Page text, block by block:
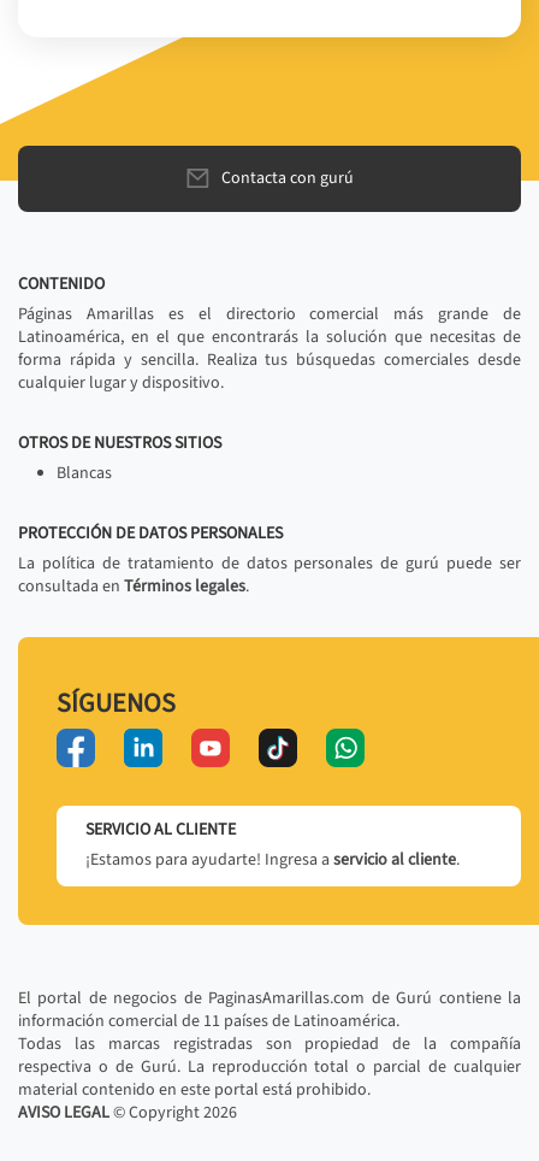
Contacta con gurú
CONTENIDO
Páginas Amarillas es el directorio comercial más grande de
Latinoamérica, en el que encontrarás la solución que necesitas de
forma rápida y sencilla. Realiza tus búsquedas comerciales desde
cualquier lugar y dispositivo.
OTROS DE NUESTROS SITIOS
Blancas
PROTECCIÓN DE DATOS PERSONALES
La política de tratamiento de datos personales de gurú puede ser
consultada en Términos legales.
SÍGUENOS
SERVICIO AL CLIENTE
¡Estamos para ayudarte! Ingresa a servicio al cliente.
El portal de negocios de PaginasAmarillas.com de Gurú contiene la
información comercial de 11 países de Latinoamérica.
Todas las marcas registradas son propiedad de la compañía
respectiva o de Gurú. La reproducción total o parcial de cualquier
material contenido en este portal está prohibido.
AVISO LEGAL© Copyright2026